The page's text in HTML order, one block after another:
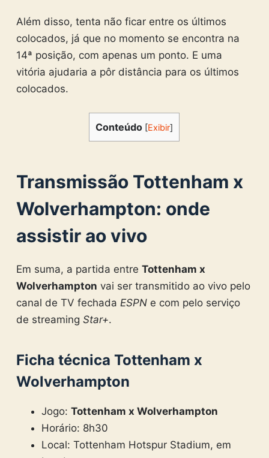
Além disso, tenta não ficar entre os últimos
colocados, já que no momento se encontra na
14ª posição, com apenas um ponto. E uma
vitória ajudaria a pôr distância para os últimos
colocados.
Conteúdo [Exibir]
Transmissão Tottenham x
Wolverhampton: onde
assistir ao vivo
Em suma, a partida entre Tottenham x
Wolverhampton vai ser transmitido ao vivo pelo
canal de TV fechada ESPNe com pelo serviço
de streaming Star+.
Ficha técnica Tottenham x
Wolverhampton
Jogo:Tottenham x Wolverhampton
Horário: 8h30
Local: Tottenham Hotspur Stadium, em